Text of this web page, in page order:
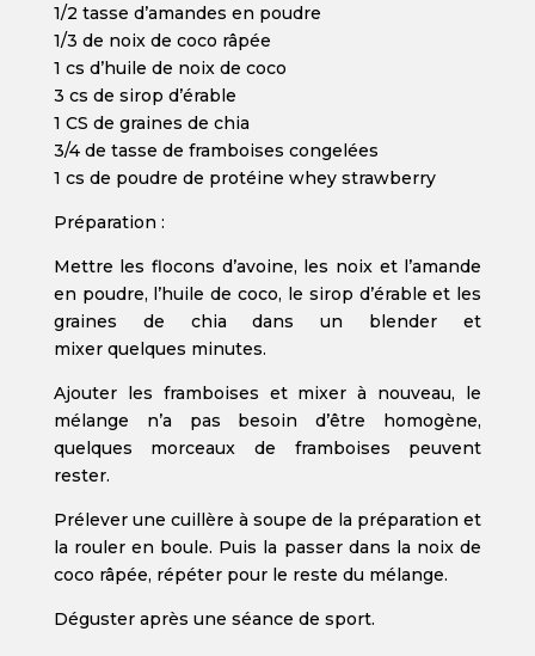
1/2 tasse d’amandes en poudre
1/3 de noix de coco râpée
1 cs d’huile de noix de coco
3 cs de sirop d’érable
1 CS de graines de chia
3/4 de tasse de framboises congelées
1 cs de poudre de protéine whey strawberry
Préparation :
Mettre les flocons d’avoine, les noix et l’amande
en poudre, l’huile de coco, le sirop d’érable et les
graines de chia dans un blender et
mixer quelques minutes.
Ajouter les framboises et mixer à nouveau, le
mélange n’a pas besoin d’être homogène,
quelques morceaux de framboises peuvent
rester.
Prélever une cuillère à soupe de la préparation et
la rouler en boule. Puis la passer dans la noix de
coco râpée, répéter pour le reste du mélange.
Déguster après une séance de sport.